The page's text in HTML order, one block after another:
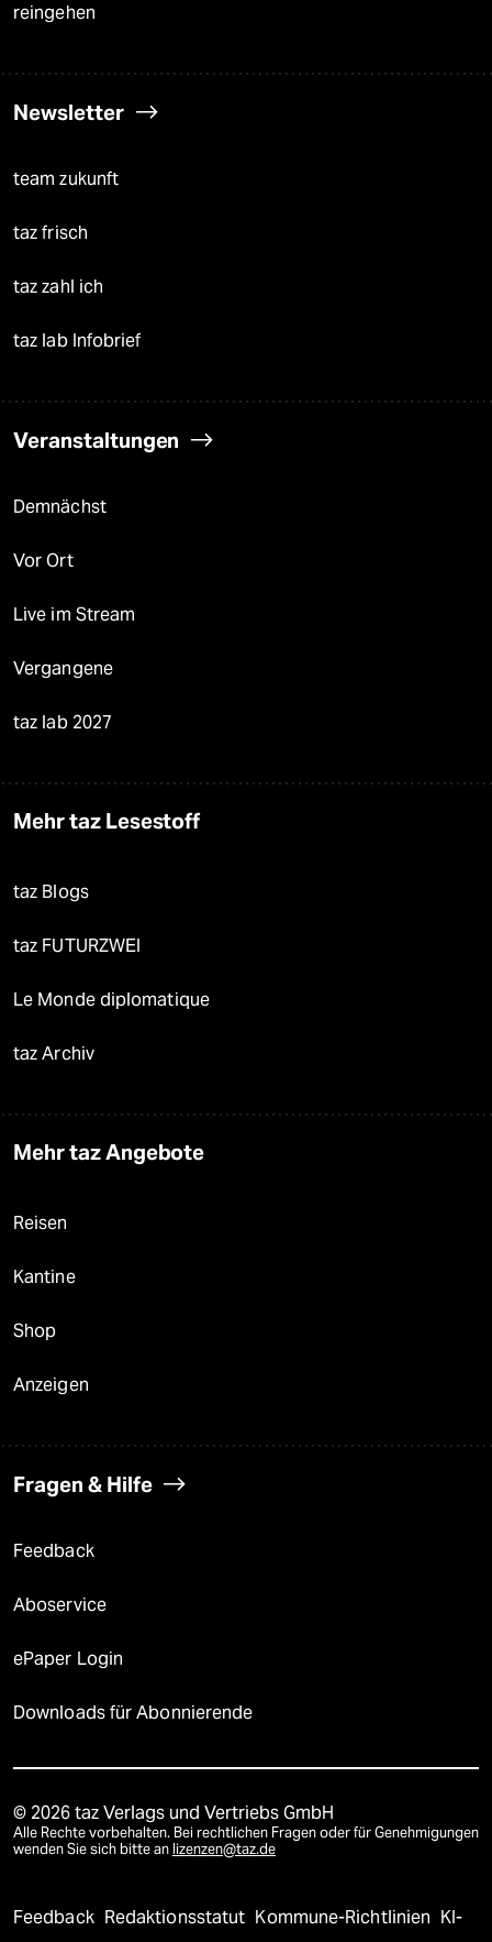
reingehen
Newsletter
team zukunft
taz frisch
taz zahl ich
taz lab Infobrief
Veranstaltungen
Demnächst
Vor Ort
Live im Stream
Vergangene
taz lab 2027
Mehr taz Lesestoff
taz Blogs
taz FUTURZWEI
Le Monde diplomatique
taz Archiv
Mehr taz Angebote
Reisen
Kantine
Shop
Anzeigen
Fragen & Hilfe
Feedback
Aboservice
ePaper Login
Downloads für Abonnierende
© 2026 taz Verlags und Vertriebs GmbH
Alle Rechte vorbehalten. Bei rechtlichen Fragen oder für Genehmigungen
wenden Sie sich bitte an lizenzen@taz.de
Feedback Redaktionsstatut Kommune-Richtlinien KI-